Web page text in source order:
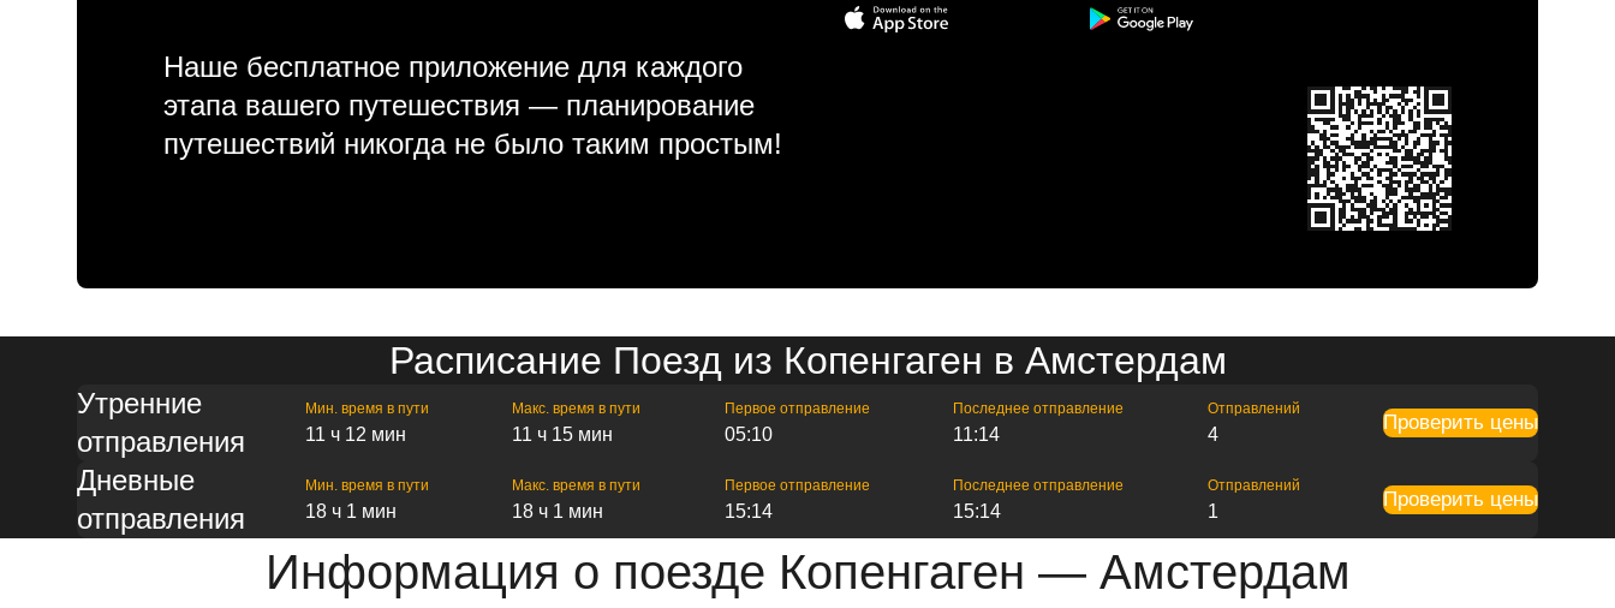
Наше бесплатное приложение для каждого
этапа вашего путешествия — планирование
путешествий никогда не было таким простым!
Расписание Поезд из Копенгаген в Амстердам
Утренние
отправления
Мин. время в пути
11 ч 12 мин
Макс. время в пути
11 ч 15 мин
Первое отправление
05:10
Последнее отправление
11:14
Отправлений
4
Проверить цены
Дневные
отправления
Мин. время в пути
18 ч 1 мин
Макс. время в пути
18 ч 1 мин
Первое отправление
15:14
Последнее отправление
15:14
Отправлений
1
Проверить цены
Информация о поезде Копенгаген — Амстердам